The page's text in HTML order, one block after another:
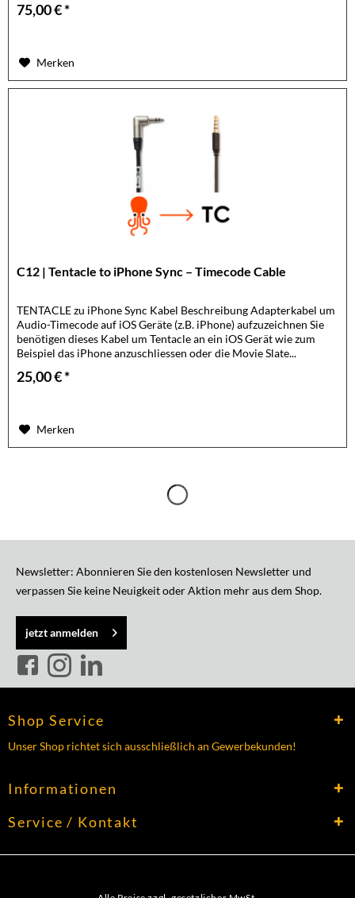
75,00 € *
Merken
C12 | Tentacle to iPhone Sync – Timecode Cable
TENTACLE zu iPhone Sync Kabel Beschreibung Adapterkabel um
Audio-Timecode auf iOS Geräte (z.B. iPhone) aufzuzeichnen Sie
benötigen dieses Kabel um Tentacle an ein iOS Gerät wie zum
Beispiel das iPhone anzuschliessen oder die Movie Slate...
25,00 € *
Merken
Newsletter: Abonnieren Sie den kostenlosen Newsletter und
verpassen Sie keine Neuigkeit oder Aktion mehr aus dem Shop.
jetzt anmelden
Shop Service
Unser Shop richtet sich ausschließlich an Gewerbekunden!
Informationen
Service / Kontakt